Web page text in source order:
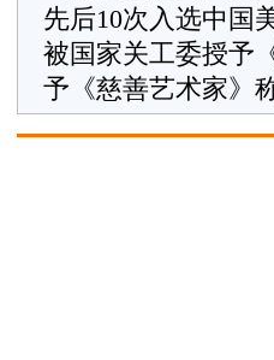
先后10次入选中国
被国家关工委授予
予《慈善艺术家》